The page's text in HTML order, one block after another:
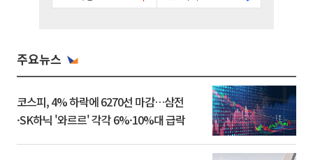
주요뉴스
코스피, 4% 하락에 6270선 마감…삼전
·SK하닉 '와르르' 각각 6%·10%대 급락